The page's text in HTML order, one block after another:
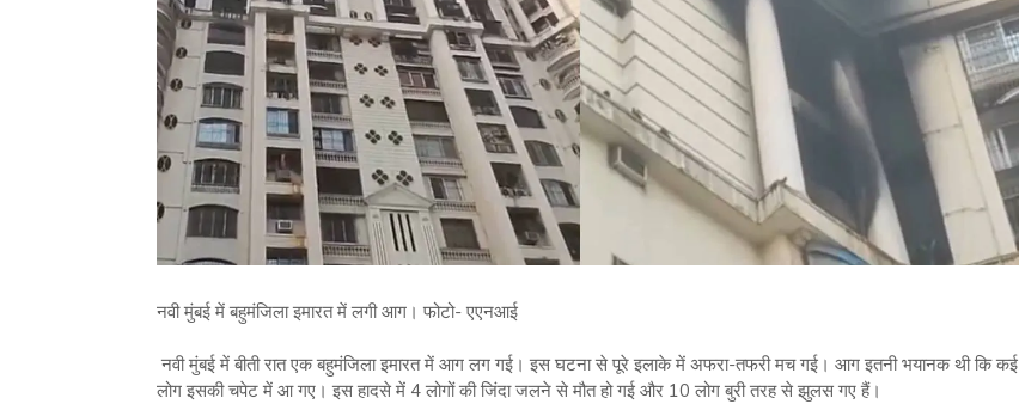
नवी मुंबई में बहुमंजिला इमारत में लगी आग। फोटो- एएनआई
नवी मुंबई में बीती रात एक बहुमंजिला इमारत में आग लग गई। इस घटना से पूरे इलाके में अफरा-तफरी मच गई। आग इतनी भयानक थी कि कई
लोग इसकी चपेट में आ गए। इस हादसे में 4 लोगों की जिंदा जलने से मौत हो गई और 10 लोग बुरी तरह से झुलस गए हैं।